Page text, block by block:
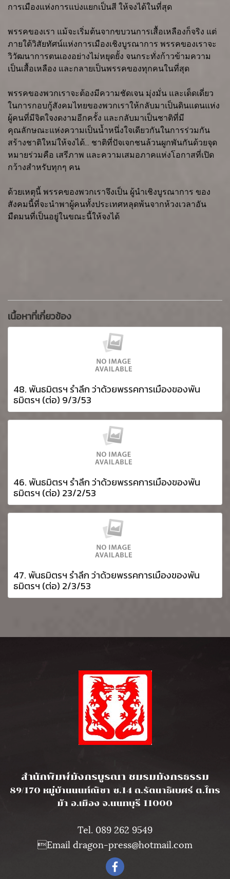
การเมืองแห่งการแบ่งแยกเป็นสี ให้จงได้ในที่สุด
พรรคของเรา แม้จะเริ่มต้นจากขบวนการเสื้อเหลืองก็จริง แต่
ภายใต้วิสัยทัศน์แห่งการเมืองเชิงบูรณาการ พรรคของเราจะ
วิวัฒนาการตนเองอย่างไม่หยุดยั้ง จนกระทั่งก้าวข้ามความ
เป็นเสื้อเหลือง และกลายเป็นพรรคของทุกคนในที่สุด
พรรคของพวกเราจะต้องมีความชัดเจน มุ่งมั่น และเด็ดเดี่ยว
ในการกอบกู้สังคมไทยของพวกเราให้กลับมาเป็นดินแดนแห่ง
ผู้คนที่มีจิตใจงดงามอีกครั้ง และกลับมาเป็นชาติที่มี
คุณลักษณะแห่งความเป็นน้ำหนึ่งใจเดียวกันในการร่วมกัน
สร้างชาติใหม่ให้จงได้... ชาติที่ปัจเจกชนล้วนผูกพันกันด้วยจุด
หมายร่วมคือ เสรีภาพ และความเสมอภาคแห่งโอกาสที่เปิด
กว้างสำหรับทุกๆ คน
ด้วยเหตุนี้ พรรคของพวกเราจึงเป็น ผู้นำเชิงบูรณาการ ของ
สังคมนี้ที่จะนำพาผู้คนทั้งประเทศหลุดพ้นจากห้วงเวลาอัน
มืดมนที่เป็นอยู่ในขณะนี้ให้จงได้
เนื้อหาที่เกี่ยวข้อง
48. พันธมิตรฯ รำลึก ว่าด้วยพรรคการเมืองของพัน
ธมิตรฯ (ต่อ) 9/3/53
46. พันธมิตรฯ รำลึก ว่าด้วยพรรคการเมืองของพัน
ธมิตรฯ (ต่อ) 23/2/53
47. พันธมิตรฯ รำลึก ว่าด้วยพรรคการเมืองของพัน
ธมิตรฯ (ต่อ) 2/3/53
สำนักพิมพ์มังกรบูรณา ชมรมมังกรธรรม
89/170 หมู่บ้านนนท์ณิชา ซ.14 ถ.รัตนาธิเบศร์ ต.ไทร
ม้า อ.เมือง จ.นนทบุรี 11000
Tel. 089 262 9549
Email dragon-press@hotmail.com